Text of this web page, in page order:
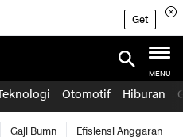
Get
MENU
Otomotif Hiburan
Gaji Bumn Efisiensi Anggaran